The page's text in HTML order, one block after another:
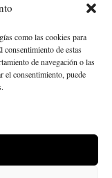
como las cookies para
de estas
de navegación o las
el consentimiento, puede
NEGOCIOS